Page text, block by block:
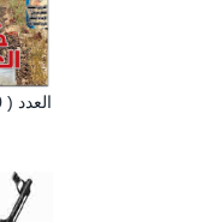
العدد ( 1900)